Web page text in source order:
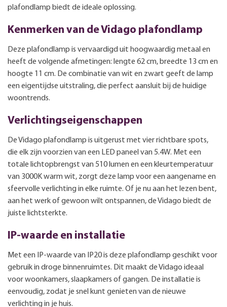
plafondlamp biedt de ideale oplossing.
Kenmerken van de Vidago plafondlamp
Deze plafondlamp is vervaardigd uit hoogwaardig metaal en
heeft de volgende afmetingen: lengte 62 cm, breedte 13 cm en
hoogte 11 cm. De combinatie van wit en zwart geeft de lamp
een eigentijdse uitstraling, die perfect aansluit bij de huidige
woontrends.
Verlichtingseigenschappen
De Vidago plafondlamp is uitgerust met vier richtbare spots,
die elk zijn voorzien van een LED paneel van 5.4W. Met een
totale lichtopbrengst van 510 lumen en een kleurtemperatuur
van 3000K warm wit, zorgt deze lamp voor een aangename en
sfeervolle verlichting in elke ruimte. Of je nu aan het lezen bent,
aan het werk of gewoon wilt ontspannen, de Vidago biedt de
juiste lichtsterkte.
IP-waarde en installatie
Met een IP-waarde van IP20 is deze plafondlamp geschikt voor
gebruik in droge binnenruimtes. Dit maakt de Vidago ideaal
voor woonkamers, slaapkamers of gangen. De installatie is
eenvoudig, zodat je snel kunt genieten van de nieuwe
verlichting in je huis.